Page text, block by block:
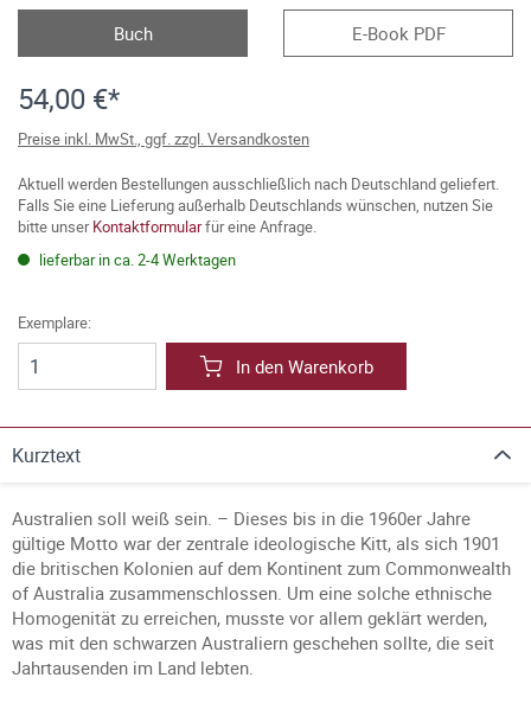
Buch E-Book PDF
54,00 €*
Preise inkl. MwSt., ggf. zzgl. Versandkosten
Aktuell werden Bestellungen ausschließlich nach Deutschland geliefert.
Falls Sie eine Lieferung außerhalb Deutschlands wünschen, nutzen Sie
bitte unserKontaktformularfür eine Anfrage.
lieferbar in ca. 2-4 Werktagen
Exemplare:
In den Warenkorb
Kurztext
Australien soll weiß sein. – Dieses bis in die 1960er Jahre
gültige Motto war der zentrale ideologische Kitt, als sich 1901
die britischen Kolonien auf dem Kontinent zum Commonwealth
of Australia zusammenschlossen. Um eine solche ethnische
Homogenität zu erreichen, musste vor allem geklärt werden,
was mit den schwarzen Australiern geschehen sollte, die seit
Jahrtausenden im Land lebten.